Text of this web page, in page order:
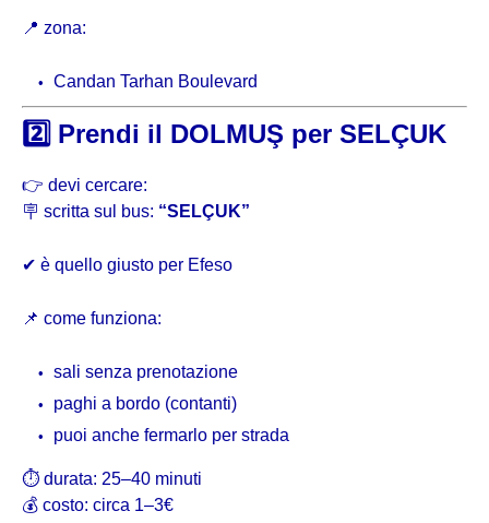
📍 zona:
Candan Tarhan Boulevard
2️⃣ Prendi il DOLMUŞ per SELÇUK
👉 devi cercare:
🪧 scritta sul bus: “SELÇUK”
✔ è quello giusto per Efeso
📌 come funziona:
sali senza prenotazione
paghi a bordo (contanti)
puoi anche fermarlo per strada
⏱ durata: 25–40 minuti
💰 costo: circa 1–3€